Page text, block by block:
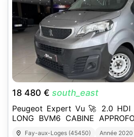
18 480 € south_east
Peugeot Expert Vu 🚀 2.0 HDI 120 CH 6 PLACES
LONG BVM6 CABINE
AN
Fay-aux-Loges (45450) Année 2020